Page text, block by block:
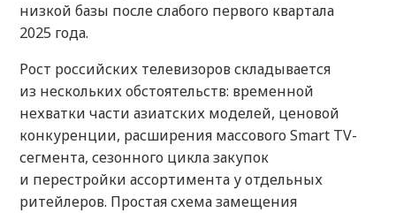
низкой базы после слабого первого квартала
2025 года.
Рост российских телевизоров складывается
из нескольких обстоятельств: временной
нехватки части азиатских моделей, ценовой
конкуренции, расширения массового Smart TV-
сегмента, сезонного цикла закупок
и перестройки ассортимента у отдельных
ритейлеров. Простая схема замещения